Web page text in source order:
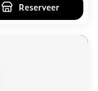
Reserveer